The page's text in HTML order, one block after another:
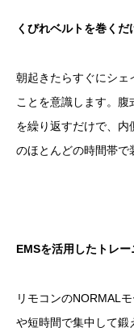
くびれベルトを巻くだ
朝起きたらすぐにシェ
ことを意識します。
を繰り返すだけで、
のほとんどの時間帯で
EMSを活用したトレー
リモコンのNORMAL
や短時間で集中して鍛